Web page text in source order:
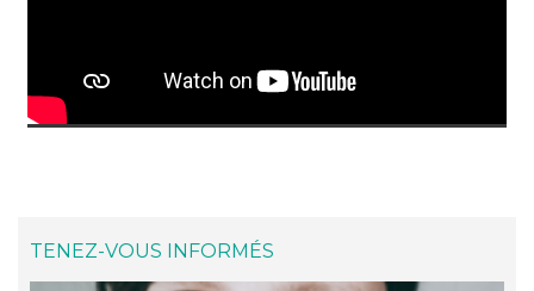
TENEZ-VOUS INFORMÉS